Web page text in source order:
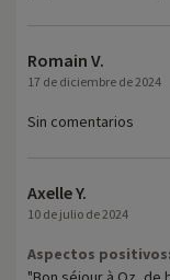
Romain V.
17 de diciembre de 2024
Sin comentarios
Axelle Y.
10 de julio de 2024
Aspectos positivos: